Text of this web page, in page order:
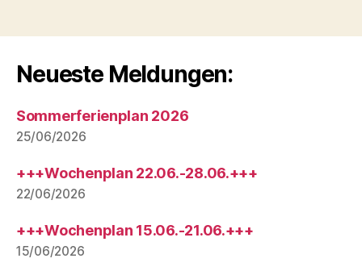
Neueste Meldungen:
Sommerferienplan 2026
25/06/2026
+++Wochenplan 22.06.-28.06.+++
22/06/2026
+++Wochenplan 15.06.-21.06.+++
15/06/2026